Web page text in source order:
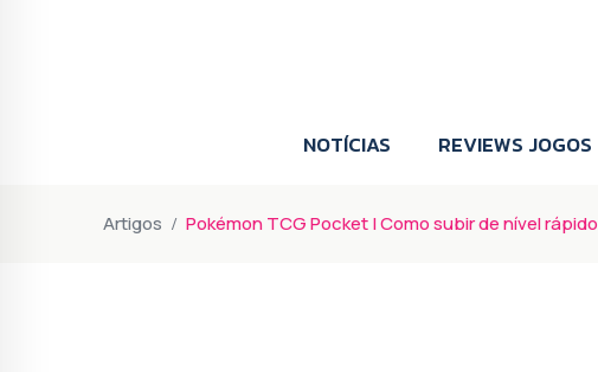
NOTÍCIAS REVIEWS JOGOS
Artigos Pokémon TCG Pocket | Como subir de nível rápido